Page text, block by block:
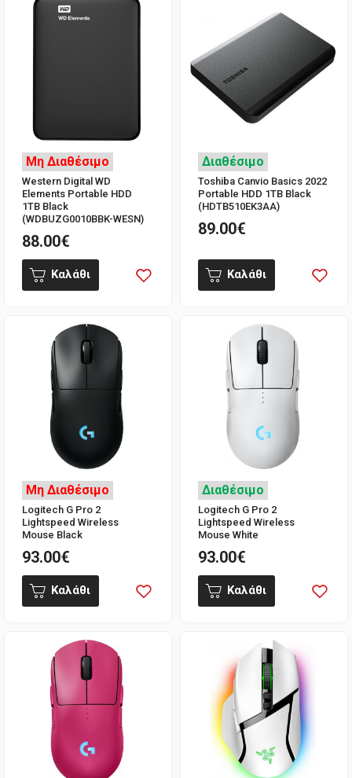
Μη Διαθέσιμο
Western Digital WD
Elements Portable HDD
1TB Black
(WDBUZG0010BBK-WESN)
88.00€
Καλάθι
Διαθέσιμο
Toshiba Canvio Basics 2022
Portable HDD 1TB Black
(HDTB510EK3AA)
89.00€
Καλάθι
Μη Διαθέσιμο
Logitech G Pro 2
Lightspeed Wireless
Mouse Black
93.00€
Καλάθι
Διαθέσιμο
Logitech G Pro 2
Lightspeed Wireless
Mouse White
93.00€
Καλάθι